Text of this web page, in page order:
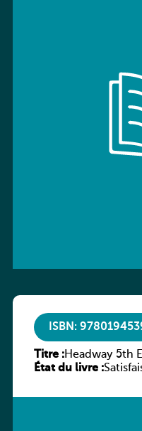
ISBN:
Titre :Headway 5th
Workbook
État du livre :